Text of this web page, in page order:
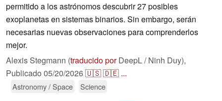
permitido a los astrónomos descubrir 27 posibles
exoplanetas en sistemas binarios. Sin embargo, serán
necesarias nuevas observaciones para comprenderlos
mejor.
Alexis Stegmann (traducido porDeepL / Ninh Duy),
Publicado 05/20/2026🇺🇸🇩🇪 ...
Astronomy / Space Science